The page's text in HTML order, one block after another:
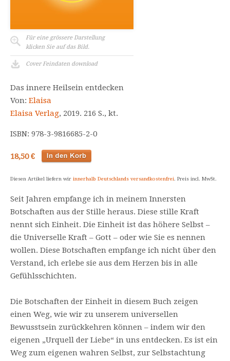
Für eine grössere Darstellung
klicken Sie auf das Bild.
Cover Feindaten download
Das innere Heilsein entdecken
Von: Elaisa
Elaisa Verlag, 2019. 216 S., kt.
ISBN: 978-3-9816685-2-0
18,50 €
Diesen Artikel liefern wir innerhalb Deutschlands versandkostenfrei. Preis incl. MwSt.
Seit Jahren empfange ich in meinem Innersten
Botschaften aus der Stille heraus. Diese stille Kraft
nennt sich Einheit. Die Einheit ist das höhere Selbst –
die Universelle Kraft – Gott – oder wie Sie es nennen
wollen. Diese Botschaften empfange ich nicht über den
Verstand, ich erlebe sie aus dem Herzen bis in alle
Gefühlsschichten.
Die Botschaften der Einheit in diesem Buch zeigen
einen Weg, wie wir zu unserem universellen
Bewusstsein zurückkehren können – indem wir den
eigenen „Urquell der Liebe“ in uns entdecken. Es ist ein
Weg zum eigenen wahren Selbst, zur Selbstachtung